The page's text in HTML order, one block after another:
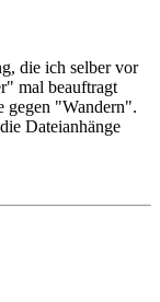
die ich selber vor
mal beauftragt
gegen "Wandern".
Dateianhänge